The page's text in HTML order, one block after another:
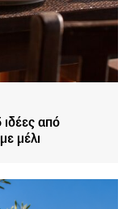
από
μέλι